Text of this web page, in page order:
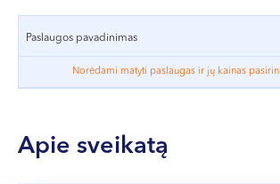
VI, VII --
tomografijos tyrimui
Kompiuterinės tomografijos tyrimui,
nereikia.
Paslaugos pavadinimas
Norėdami matyti paslaugas ir jų kainas
Apie sveikatą